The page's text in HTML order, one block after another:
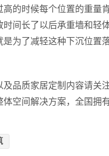
时候每个位置的重量
间长了以后承重墙和轻
为了减轻这种下沉位
质家居定制内容请关
空间解决方案，全国拥